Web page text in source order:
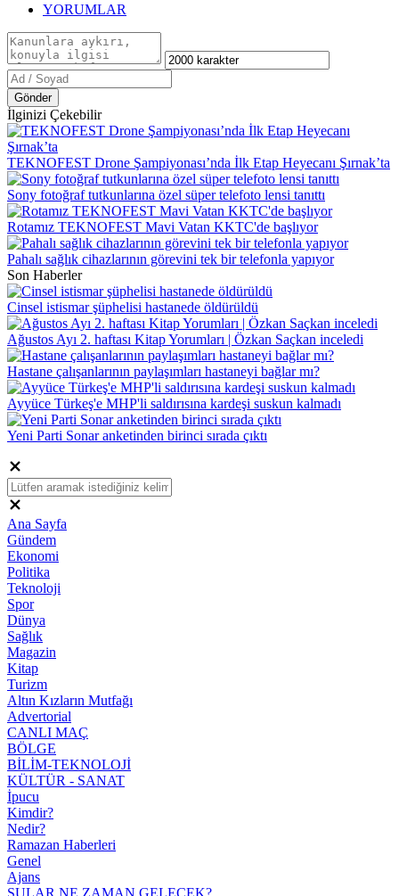
YORUMLAR
Gönder
İlginizi Çekebilir
TEKNOFEST Drone Şampiyonası’nda İlk Etap Heyecanı Şırnak’ta
Sony fotoğraf tutkunlarına özel süper telefoto lensi tanıttı
Rotamız TEKNOFEST Mavi Vatan KKTC'de başlıyor
Pahalı sağlık cihazlarının görevini tek bir telefonla yapıyor
Son Haberler
Cinsel istismar şüphelisi hastanede öldürüldü
Ağustos Ayı 2. haftası Kitap Yorumları | Özkan Saçkan inceledi
Hastane çalışanlarının paylaşımları hastaneyi bağlar mı?
Ayyüce Türkeş'e MHP'li saldırısına kardeşi suskun kalmadı
Yeni Parti Sonar anketinden birinci sırada çıktı
Ana Sayfa
Gündem
Ekonomi
Politika
Teknoloji
Spor
Dünya
Sağlık
Magazin
Kitap
Turizm
Altın Kızların Mutfağı
Advertorial
CANLI MAÇ
BÖLGE
BİLİM-TEKNOLOJİ
KÜLTÜR - SANAT
İpucu
Kimdir?
Nedir?
Ramazan Haberleri
Genel
Ajans
SULAR NE ZAMAN GELECEK?